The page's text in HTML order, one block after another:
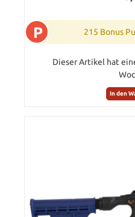
P 215 Bonus
Dieser Artikel hat
In den